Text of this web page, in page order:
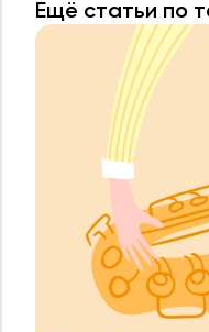
Ещё статьи по